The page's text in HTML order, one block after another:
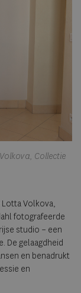
Collectie
Lotta Volkova,
fotografeerde
studio – een
De gelaagdheid
en benadrukt
en